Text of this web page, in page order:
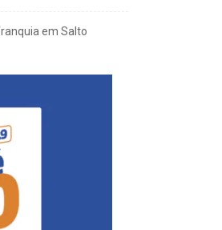
em Salto